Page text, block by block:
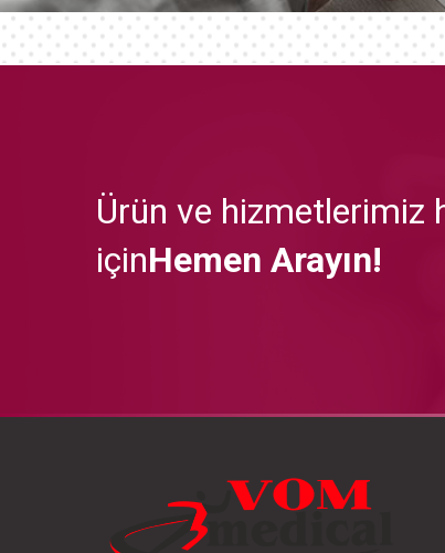
Ürün ve hizmetlerimiz
içinHemen Arayın!